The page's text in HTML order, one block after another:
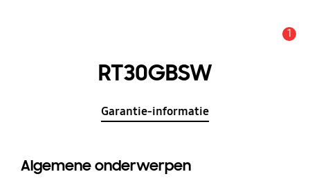
1
RT30GBSW
Garantie-informatie
Algemene onderwerpen